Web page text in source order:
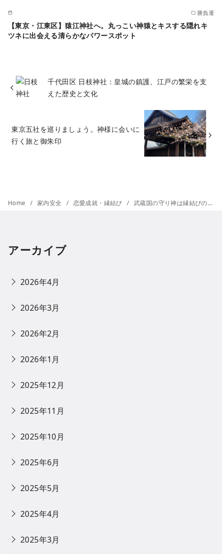
勝負運
【東京・江東区】猿江神社へ。丸っこい神猿とキスする隠れキ
ツネに出会える清らかなパワースポット
千代田区 日枝神社：皇城の鎮護、江戸の繁栄を支
えた歴史と文化
東京五社を巡りましょう。神様に会いに
行く旅と御朱印
Home 家内安全 恋愛成就・縁結び 武蔵国の守り神は縁結びの神様 東京府中市に鎮座する大國魂神社
アーカイブ
2026年4月
2026年3月
2026年2月
2026年1月
2025年12月
2025年11月
2025年10月
2025年6月
2025年5月
2025年4月
2025年3月